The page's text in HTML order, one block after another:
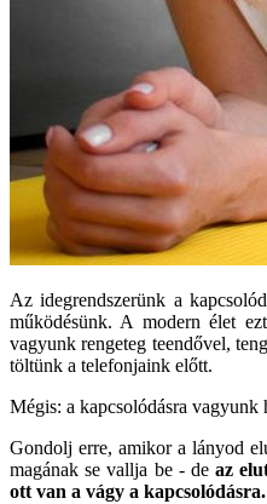
Az idegrendszerünk a
működésünk. A modern élet
vagyunk rengeteg teendővel,
töltünk a telefonjaink előtt.
Mégis: a kapcsolódásra vagyunk
Gondolj erre, amikor a lányod
magának se vallja be - deaz
ott van a vágy a kapcsolódásra.